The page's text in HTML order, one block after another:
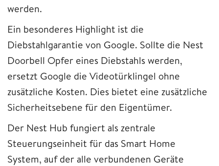
werden.
Ein besonderes Highlight ist die
Diebstahlgarantie von Google. Sollte die Nest
Doorbell Opfer eines Diebstahls werden,
ersetzt Google die Videotürklingel ohne
zusätzliche Kosten. Dies bietet eine zusätzliche
Sicherheitsebene für den Eigentümer.
Der Nest Hub fungiert als zentrale
Steuerungseinheit für das Smart Home
System, auf der alle verbundenen Geräte